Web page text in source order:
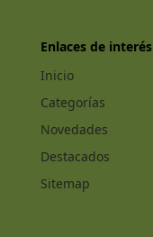
Enlaces de interés
Inicio
Categorías
Novedades
Destacados
Sitemap